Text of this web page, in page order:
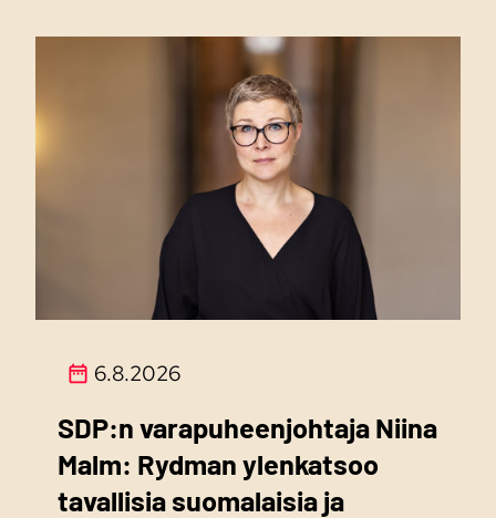
6.8.2026
SDP:n varapuheenjohtaja Niina
Malm: Rydman ylenkatsoo
tavallisia suomalaisia ja